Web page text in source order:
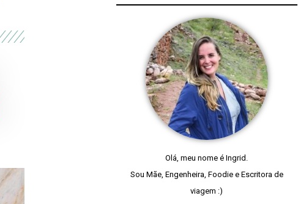
Olá, meu nome é Ingrid.
Sou Mãe, Engenheira, Foodie e Escritora de
viagem :)